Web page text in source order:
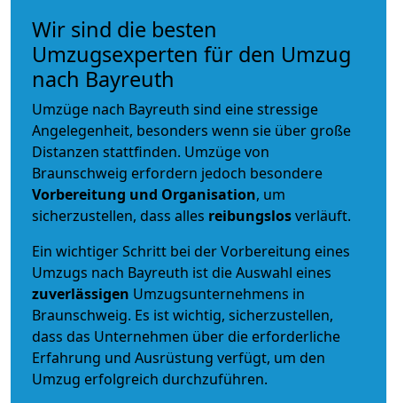
Wir sind die besten
Umzugsexperten für den Umzug
nach Bayreuth
Umzüge nach Bayreuth sind eine stressige
Angelegenheit, besonders wenn sie über große
Distanzen stattfinden. Umzüge von
Braunschweig erfordern jedoch besondere
Vorbereitung und Organisation, um
sicherzustellen, dass alles reibungslosverläuft.
Ein wichtiger Schritt bei der Vorbereitung eines
Umzugs nach Bayreuth ist die Auswahl eines
zuverlässigen Umzugsunternehmens in
Braunschweig. Es ist wichtig, sicherzustellen,
dass das Unternehmen über die erforderliche
Erfahrung und Ausrüstung verfügt, um den
Umzug erfolgreich durchzuführen.